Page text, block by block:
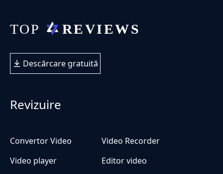
Descărcare gratuită
Revizuire
Convertor Video
Video Recorder
Video player
Editor video